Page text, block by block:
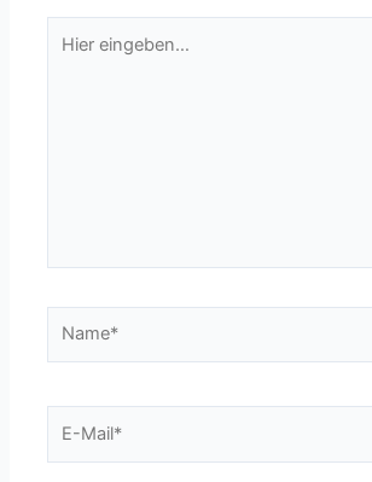
eingeben…
Mail*